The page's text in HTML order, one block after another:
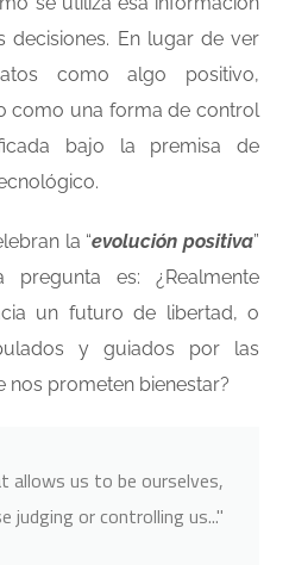
decisiones. En lugar de ver
como algo positivo,
como una forma de control
bajo la premisa de
la “evolución positiva”
es: ¿Realmente
un futuro de libertad, o
y guiados por las
prometen bienestar?
allows us to be ourselves,
judging or controlling us..."